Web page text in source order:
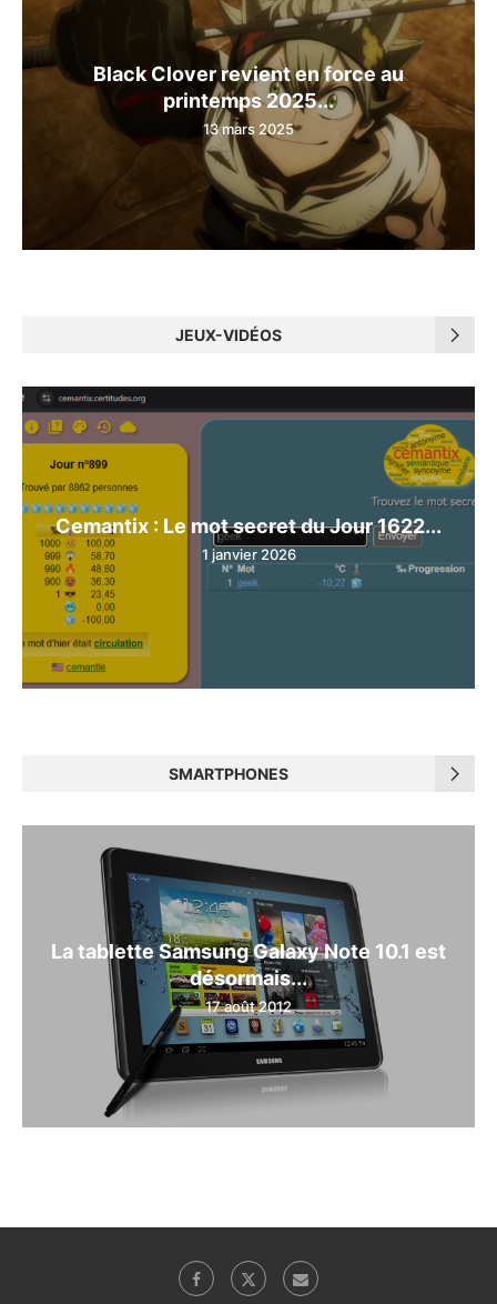
Black Clover revient en force au
printemps 2025...
13 mars 2025
JEUX-VIDÉOS
Cemantix : Le mot secret du Jour 1622...
1 janvier 2026
SMARTPHONES
La tablette Samsung Galaxy Note 10.1 est
désormais...
17 août 2012